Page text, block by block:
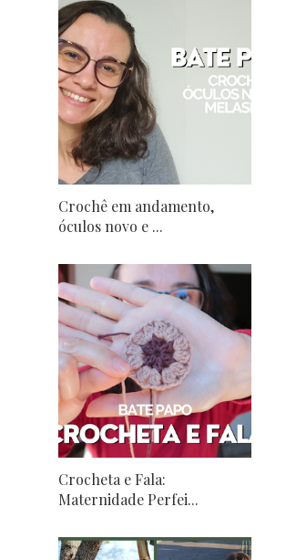
Crochê em andamento,
óculos novo e ...
Crocheta e Fala:
Maternidade Perfei...